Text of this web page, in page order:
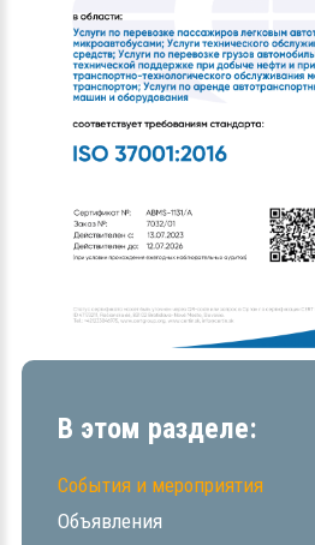
В этом разделе:
События и мероприятия
Объявления